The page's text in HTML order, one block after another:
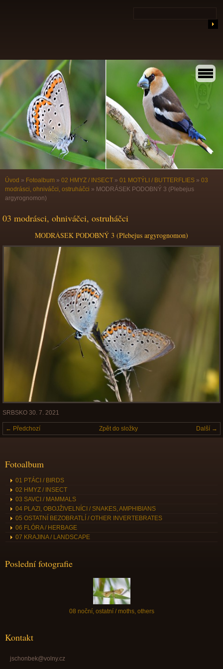
Úvod » Fotoalbum » 02 HMYZ / INSECT » 01 MOTÝLI / BUTTERFLIES » 03
modrásci, ohniváčci, ostruháčci » MODRÁSEK PODOBNÝ 3 (Plebejus
argyrognomon)
03 modrásci, ohniváčci, ostruháčci
MODRÁSEK PODOBNÝ 3 (Plebejus argyrognomon)
SRBSKO 30. 7. 2021
← Předchozí Další →
Zpět do složky
Fotoalbum
01 PTÁCI / BIRDS
02 HMYZ / INSECT
03 SAVCI / MAMMALS
04 PLAZI, OBOJŽIVELNÍCI / SNAKES, AMPHIBIANS
05 OSTATNÍ BEZOBRATLÍ / OTHER INVERTEBRATES
06 FLÓRA / HERBAGE
07 KRAJINA / LANDSCAPE
Poslední fotografie
08 noční, ostatní / moths, others
Kontakt
jschonbek@volny.cz